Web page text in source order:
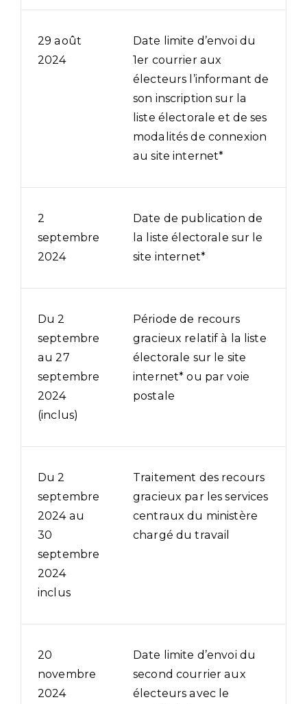
29 août
2024
Date limite d’envoi du
1er courrier aux
électeurs l’informant de
son inscription sur la
liste électorale et de ses
modalités de connexion
au site internet*
2
septembre
2024
Date de publication de
la liste électorale sur le
site internet*
Du 2
septembre
au 27
septembre
2024
(inclus)
Période de recours
gracieux relatif à la liste
électorale sur le site
internet* ou par voie
postale
Du 2
septembre
2024 au
30
septembre
2024
inclus
Traitement des recours
gracieux par les services
centraux du ministère
chargé du travail
20
novembre
2024
Date limite d’envoi du
second courrier aux
électeurs avec le